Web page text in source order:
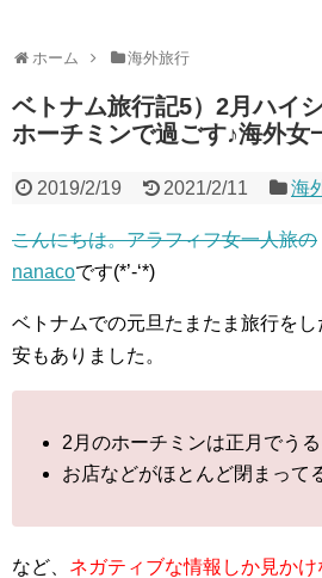
ホーム 海外旅行
ベトナム旅行記5）2月ハイ
ホーチミンで過ごす♪海外女
2019/2/19 2021/2/11 海
こんにちは。アラフィフ女一人旅の
nanacoです(*’-‘*)
ベトナムでの元旦たまたま旅行を
安もありました。
2月のホーチミンは正月でう
お店などがほとんど閉まって
など、 ネガティブな情報しか見かけ